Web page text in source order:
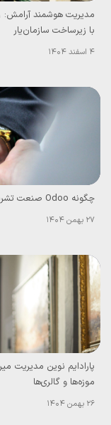
مدیریت هوشمند آرامش:
با زیرساخت سازمان‌یار
4 اسفند 1404
چگونه Odoo صنعت تشریفات و عروسی را دگرگون می‌کند؟
27 بهمن 1404
موزه‌ها و گالری‌ها
26 بهمن 1404